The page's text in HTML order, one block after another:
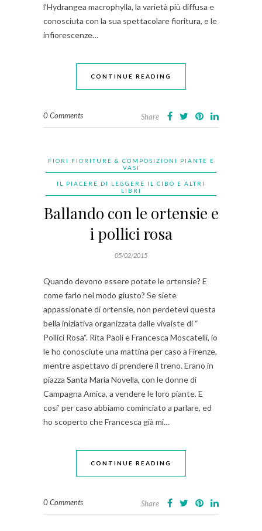
l’Hydrangea macrophylla, la varietà più diffusa e
conosciuta con la sua spettacolare fioritura, e le
infiorescenze…
CONTINUE READING
0 Comments Share
FIORI FIORITURE & COMPOSIZIONI PIANTE E
VASI
IL PIACERE DI LEGGERE IL CIBO E ALTRI
LIBRI
Ballando con le ortensie e
i pollici rosa
05/02/2015
Quando devono essere potate le ortensie? E
come farlo nel modo giusto? Se siete
appassionate di ortensie, non perdetevi questa
bella iniziativa organizzata dalle vivaiste di “
Pollici Rosa“. Rita Paoli e Francesca Moscatelli, io
le ho conosciute una mattina per caso a Firenze,
mentre aspettavo di prendere il treno. Erano in
piazza Santa Maria Novella, con le donne di
Campagna Amica, a vendere le loro piante. E
cosi’ per caso abbiamo cominciato a parlare, ed
ho scoperto che Francesca già mi…
CONTINUE READING
0 Comments Share